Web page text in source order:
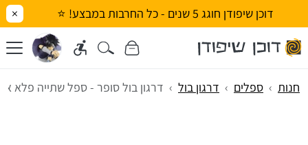
דוכן שיפודן חוגג 5 שנים - כל החרבות במבצע! ⭐ ×
חנות ספלים דרגון בול דרגון בול סופר - ספל שתייה פלא